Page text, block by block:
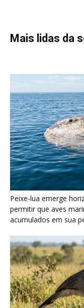
Mais lidas da
Peixe-lua emerge
permitir que aves
acumulados em sua